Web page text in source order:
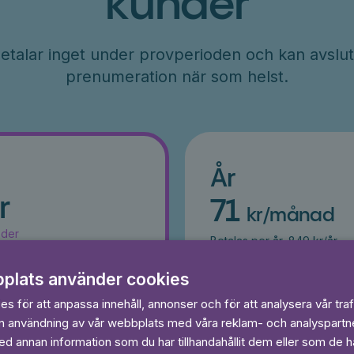
inget under provperioden och kan
prenumeration när som helst.
dagar gratis
År
71 kr/månad
Betalas per år, 849 kr/år
Prova 7
använder cookies
för att anpassa innehåll, annonser och för att analysera vår
användning av vår webbplats med våra reklam- och
annan information som du har tillhandahållit dem eller som de